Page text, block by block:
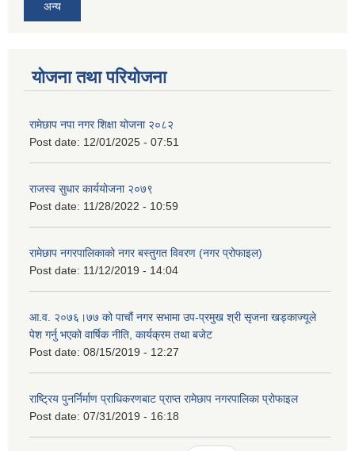
अन्य
योजना तथा परियोजना
रामेछाप नपा नगर शिक्षा योजना २०८२
Post date: 12/01/2025 - 07:51
राजस्व सुधार कार्ययोजना २०७९
Post date: 11/28/2022 - 10:59
रामेछाप नगरपालिकाको नगर बस्तुगत विवरण (नगर प्रोफाइल)
Post date: 11/12/2019 - 14:04
आ.व. २०७६।७७ को पाचौं नगर सभामा उप-प्रमुख श्री सृजना खड्काज्यूले
पेश गर्नु भएको वार्षिक नीति, कार्यक्रम तथा बजेट
Post date: 08/15/2019 - 12:27
राष्ट्रिय पुनर्निर्माण प्राधिकरणबाट प्राप्त रामेछाप नगरपालिका प्रोफाइल
Post date: 07/31/2019 - 16:18